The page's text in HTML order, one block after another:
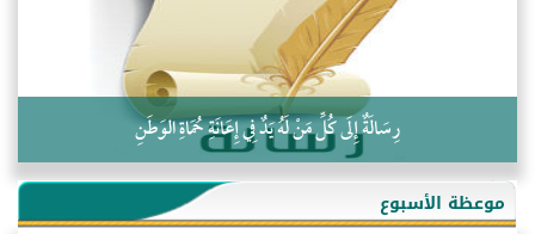
رِسَالَةٌ إِلَى كُلِّ مَنْ لَهُ يَدٌ فِي إِعَانَةِ حُمَاةِ الوَطَنِ
موعظة الأسبوع